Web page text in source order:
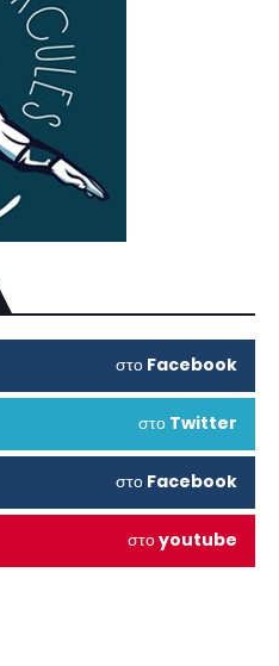
στο Facebook
στο Twitter
στο Facebook
στοyoutube